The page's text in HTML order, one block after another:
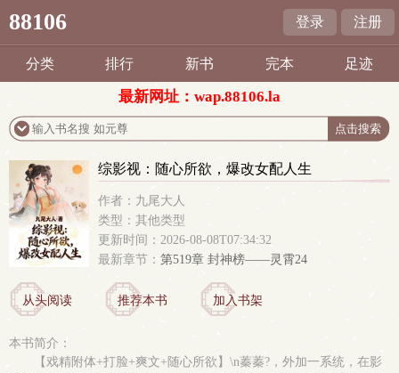
88106 登录 注册
分类 排行 新书 完本 足迹
最新网址：wap.88106.la
综影视：随心所欲，爆改女配人生
作者：九尾大人
类型：其他类型
更新时间：2026-08-08T07:34:32
最新章节： 第519章 封神榜——灵霄24
从头阅读 推荐本书 加入书架
本书简介：
【戏精附体+打脸+爽文+随心所欲】\n蓁蓁?，外加一系统，在影